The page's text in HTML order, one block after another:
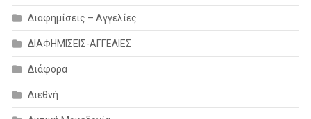
Διαφημίσεις – Αγγελίες
ΔΙΑΦΗΜΙΣΕΙΣ-ΑΓΓΕΛΙΕΣ
Διάφορα
Διεθνή